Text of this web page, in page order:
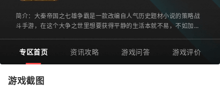
简介：大秦帝国之七雄争霸是一款改编自人气历史题材小说的策略战
斗手游，在这个大争之世里想要获得平静的生活本就不易，不如加入
专区首页 资讯攻略 游戏问答 游戏评价
游戏截图